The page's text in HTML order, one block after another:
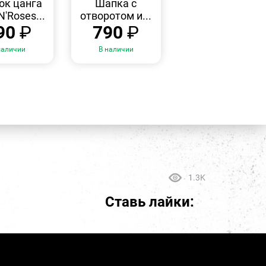
цанга
₽
Шапка с
отворотом и...
790₽
В наличии
1.3K
Ставь лайки: